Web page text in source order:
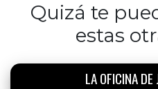
Quizá te
estas
LA OFICINA DE